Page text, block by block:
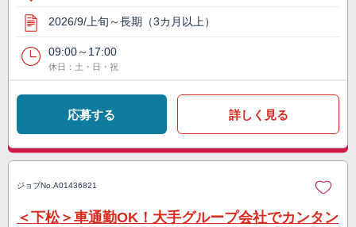
2026/9/上旬～長期（3カ月以上）
09:00～17:00
休日：土・日・祝
応募する 詳しく見る
ジョブNo. A01436821
＜下松＞車通勤OK！大手グループ会社でカンタン